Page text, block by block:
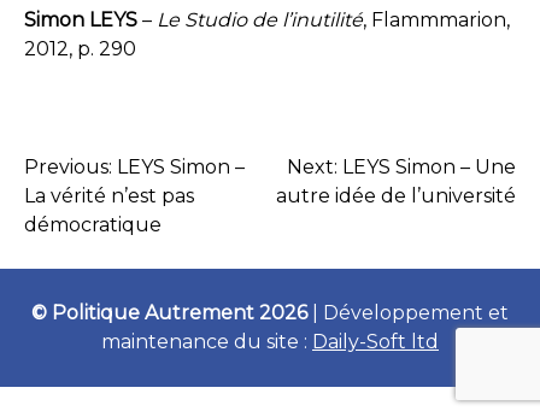
Simon LEYS – Le Studio de l’inutilité, Flammmarion,
2012, p. 290
NAVIGATION
DE
L’ARTICLE
Previous: LEYS Simon –
La vérité n’est pas
démocratique
Next: LEYS Simon – Une
autre idée de l’université
© Politique Autrement 2026
Développement et
maintenance du site : Daily-Soft ltd